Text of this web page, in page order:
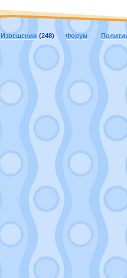
Извещения (248) Форум